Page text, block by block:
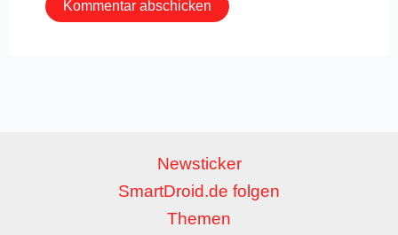
Newsticker
SmartDroid.de folgen
Themen